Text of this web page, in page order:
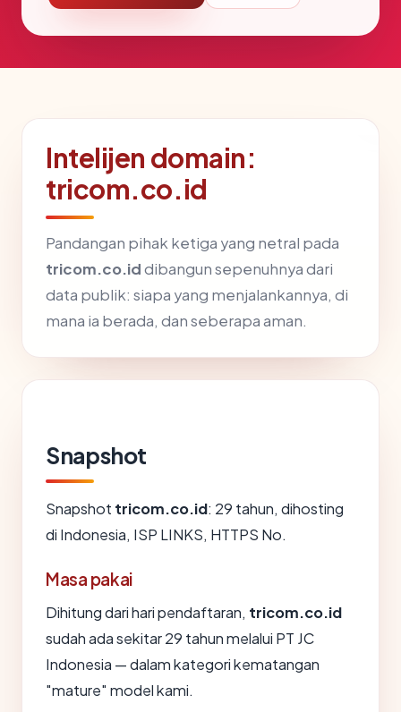
Intelijen domain:
tricom.co.id
Pandangan pihak ketiga yang netral pada
tricom.co.iddibangun sepenuhnya dari
data publik: siapa yang menjalankannya, di
mana ia berada, dan seberapa aman.
Snapshot
Snapshot tricom.co.id: 29 tahun, dihosting
di Indonesia, ISP LINKS, HTTPS No.
Masa pakai
Dihitung dari hari pendaftaran, tricom.co.id
sudah ada sekitar 29 tahun melalui PT JC
Indonesia — dalam kategori kematangan
"mature" model kami.